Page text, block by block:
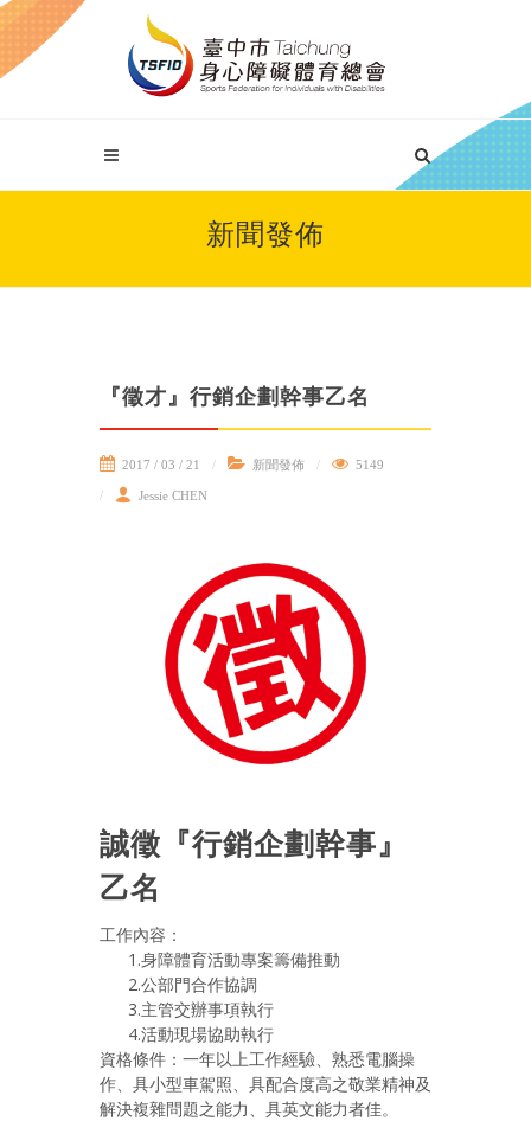
新聞發佈
『徵才』行銷企劃幹事乙名
2017 / 03 / 21 新聞發佈 5149
Jessie CHEN
誠徵『行銷企劃幹事』
乙名
工作內容：
1.身障體育活動專案籌備推動
2.公部門合作協調
3.主管交辦事項執行
4.活動現場協助執行
資格條件：一年以上工作經驗、熟悉電腦操
作、具小型車駕照、具配合度高之敬業精神及
解決複雜問題之能力、具英文能力者佳。